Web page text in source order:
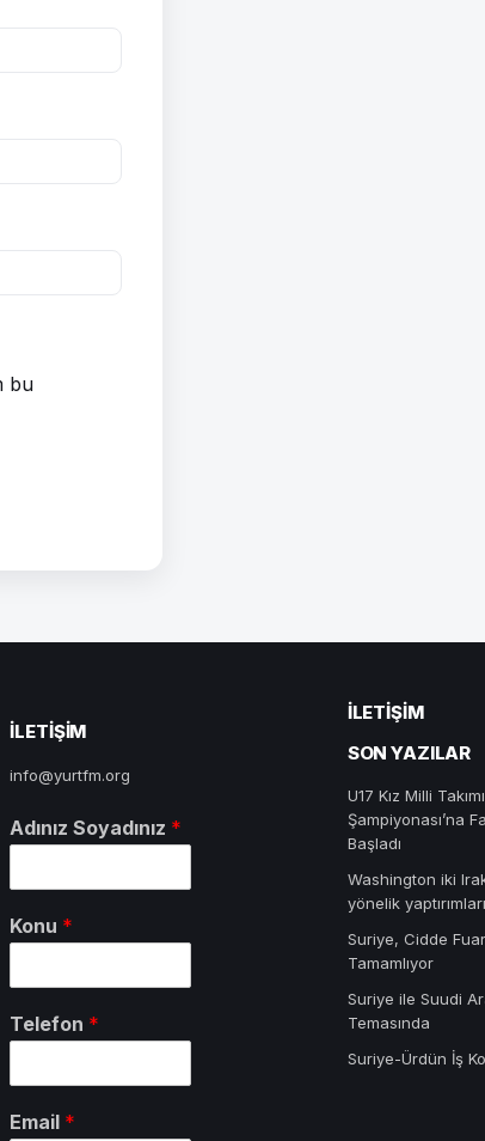
bu
ILETIŞIM
info@yurtfm.org
Adınız Soyadınız *
Konu *
Telefon *
Email *
İLETIŞIM
SON YAZILAR
U17 Kız Milli
Şampiyonası’na
Başladı
Washington iki
yönelik
Suriye, Cidde
Tamamlıyor
Suriye ile Suudi
Temasında
Suriye-Ürdün İş